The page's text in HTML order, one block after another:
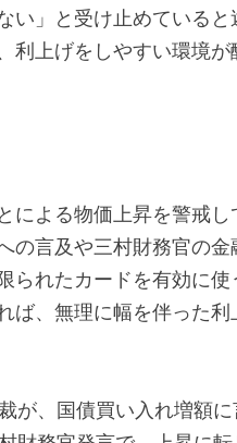
い」と受け止めている
利上げをしやすい環境
による物価上昇を警戒
の言及や三村財務官の
られたカードを有効に
ば、無理に幅を伴った
が、国債買い入れ増額